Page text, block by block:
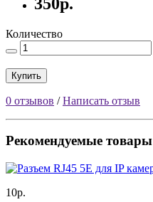
Количество
Купить
0 отзывов /Написать отзыв
Рекомендуемые товары
10р.